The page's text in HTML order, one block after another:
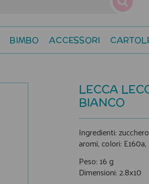
BIMBO ACCESSORI
LECCA
BIANCO
Ingredienti:
aromi, colori: E160a,
Peso: 16 g
Dimensioni: 2.8x10